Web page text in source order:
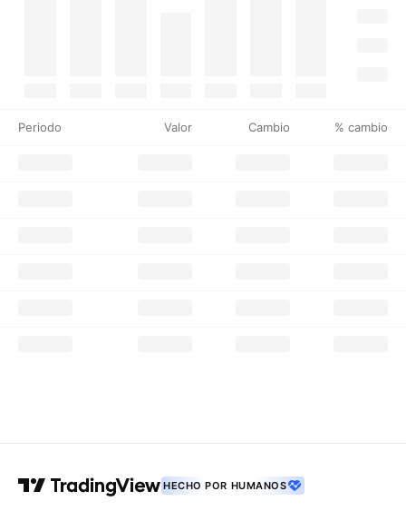
Periodo Valor Cambio % cambio
HECHO POR HUMANOS